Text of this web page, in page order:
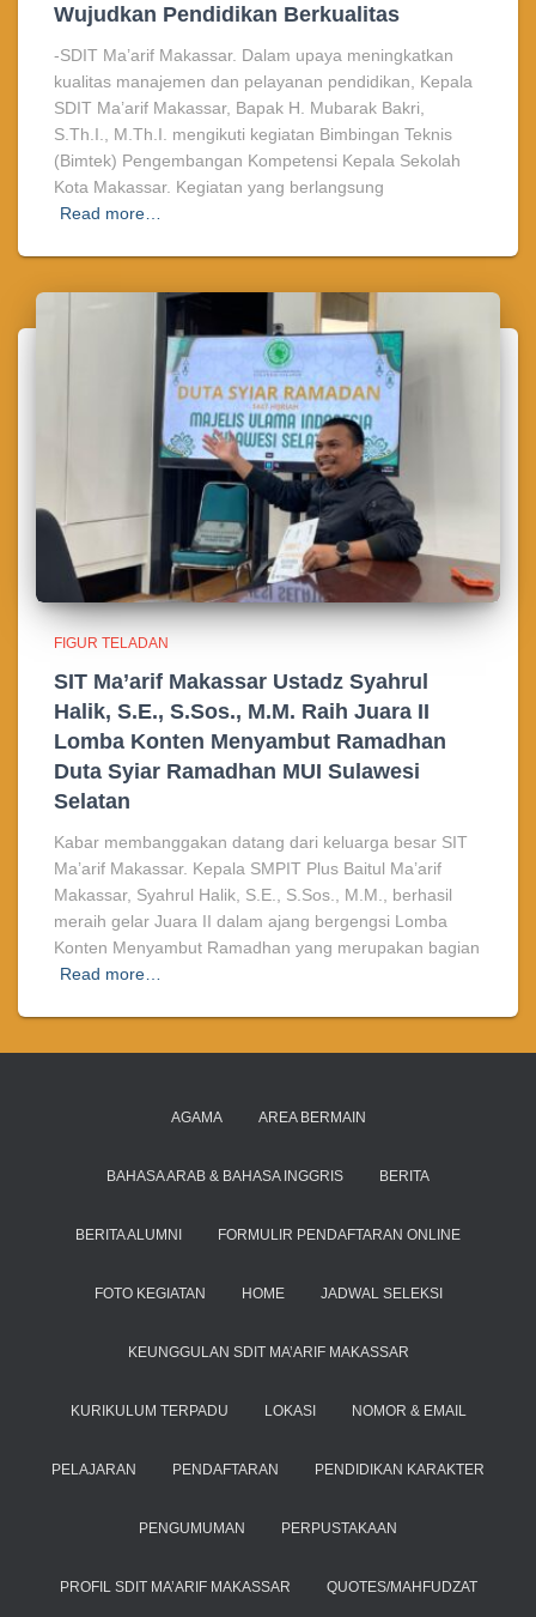
Wujudkan Pendidikan Berkualitas
-SDIT Ma’arif Makassar. Dalam upaya meningkatkan
kualitas manajemen dan pelayanan pendidikan, Kepala
SDIT Ma’arif Makassar, Bapak H. Mubarak Bakri,
S.Th.I., M.Th.I. mengikuti kegiatan Bimbingan Teknis
(Bimtek) Pengembangan Kompetensi Kepala Sekolah
Kota Makassar. Kegiatan yang berlangsung
Read more…
FIGUR TELADAN
SIT Ma’arif Makassar Ustadz Syahrul
Halik, S.E., S.Sos., M.M. Raih Juara II
Lomba Konten Menyambut Ramadhan
Duta Syiar Ramadhan MUI Sulawesi
Selatan
Kabar membanggakan datang dari keluarga besar SIT
Ma’arif Makassar. Kepala SMPIT Plus Baitul Ma’arif
Makassar, Syahrul Halik, S.E., S.Sos., M.M., berhasil
meraih gelar Juara II dalam ajang bergengsi Lomba
Konten Menyambut Ramadhan yang merupakan bagian
Read more…
AGAMA AREA BERMAIN
BAHASA ARAB & BAHASA INGGRIS BERITA
BERITA ALUMNI FORMULIR PENDAFTARAN ONLINE
FOTO KEGIATAN HOME JADWAL SELEKSI
KEUNGGULAN SDIT MA’ARIF MAKASSAR
KURIKULUM TERPADU LOKASI NOMOR & EMAIL
PELAJARAN PENDAFTARAN PENDIDIKAN KARAKTER
PENGUMUMAN PERPUSTAKAAN
PROFIL SDIT MA’ARIF MAKASSAR QUOTES/MAHFUDZAT